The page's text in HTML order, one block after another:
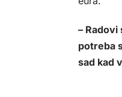
–
potreba
sad kad